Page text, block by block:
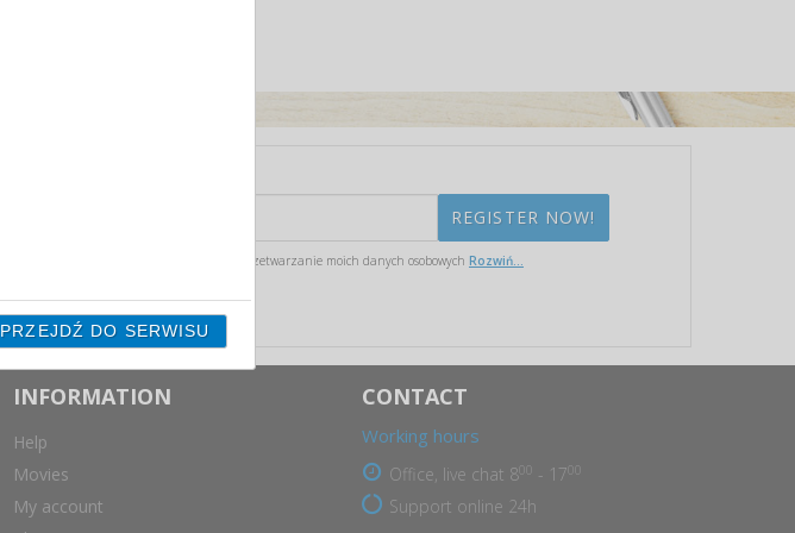
Wyrażam zgodę na przetwarzanie moich danych osobowych Rozwiń...
INFORMATION
Help
Movies
My account
CONTACT
Working hours
Office, live chat 8 - 17
Support online 24h
PRZEJDŹ DO SERWISU